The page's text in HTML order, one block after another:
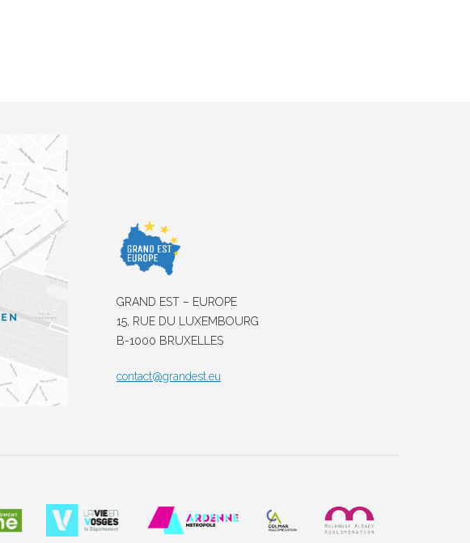
GRAND EST – EUROPE
15, RUE DU LUXEMBOURG
B-1000 BRUXELLES
contact@grandest.eu